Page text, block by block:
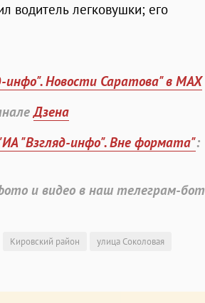
водитель легковушки; его
инфо". Новости Саратова" в MAX
Дзена
"Взгляд-инфо". Вне формата":
и видео в наш телеграм-бот
Кировский район
улица Соколовая